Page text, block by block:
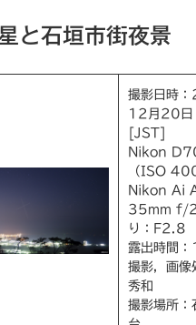
と石垣市街夜景
撮影日時
12月20
[JST]
Nikon
（ISO
Nikon Ai
35mm f/
り：F2.8
露出時間
撮影，画像
秀和
撮影場所：